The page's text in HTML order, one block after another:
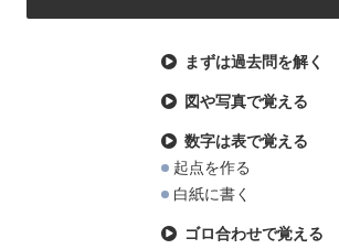
まずは過去問を解く
図や写真で覚える
数字は表で覚える
起点を作る
白紙に書く
ゴロ合わせで覚える